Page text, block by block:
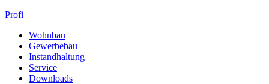
Profi
Wohnbau
Gewerbebau
Instandhaltung
Service
Downloads